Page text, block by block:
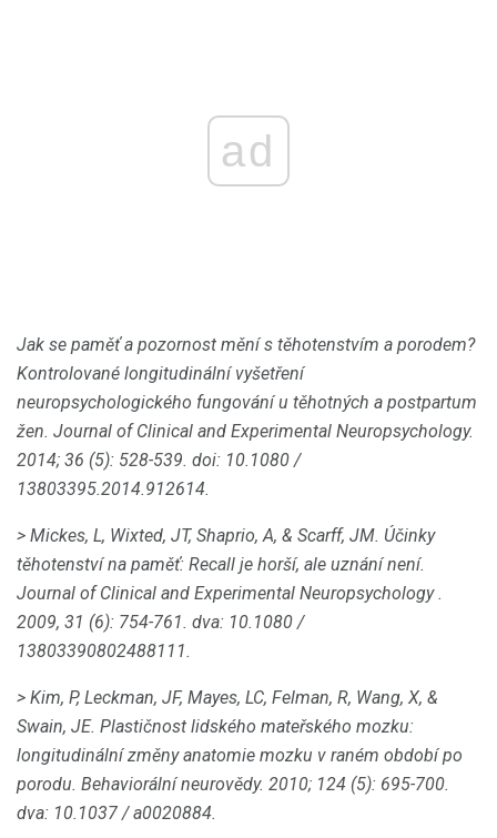
ad
Jak se paměť a pozornost mění s těhotenstvím a porodem?
Kontrolované longitudinální vyšetření
neuropsychologického fungování u těhotných a postpartum
žen. Journal of Clinical and Experimental Neuropsychology.
2014; 36 (5): 528-539. doi: 10.1080 /
13803395.2014.912614.
> Mickes, L, Wixted, JT, Shaprio, A, & Scarff, JM. Účinky
těhotenství na paměť: Recall je horší, ale uznání není.
Journal of Clinical and Experimental Neuropsychology.
2009, 31 (6): 754-761. dva: 10.1080 /
13803390802488111.
> Kim, P, Leckman, JF, Mayes, LC, Felman, R, Wang, X, &
Swain, JE. Plastičnost lidského mateřského mozku:
longitudinální změny anatomie mozku v raném období po
porodu. Behaviorální neurovědy. 2010; 124 (5): 695-700.
dva: 10.1037 / a0020884.